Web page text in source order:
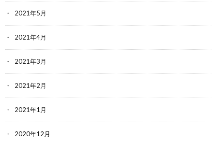
2021年5月
2021年4月
2021年3月
2021年2月
2021年1月
2020年12月